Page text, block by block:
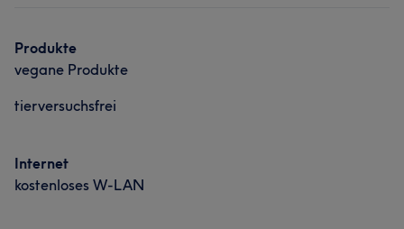
Produkte
vegane Produkte
tierversuchsfrei
Internet
kostenloses W-LAN